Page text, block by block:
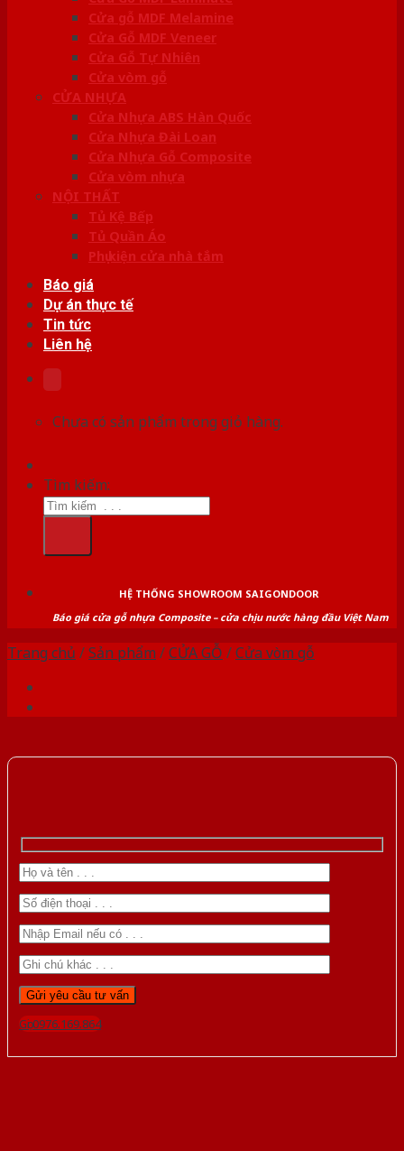
Cửa gỗ MDF Melamine
Cửa Gỗ MDF Veneer
Cửa Gỗ Tự Nhiên
Cửa vòm gỗ
CỬA NHỰA
Cửa Nhựa ABS Hàn Quốc
Cửa Nhựa Đài Loan
Cửa Nhựa Gỗ Composite
Cửa vòm nhựa
NỘI THẤT
Tủ Kệ Bếp
Tủ Quần Áo
Phụ kiện cửa nhà tắm
Báo giá
Dự án thực tế
Tin tức
Liên hệ
Chưa có sản phẩm trong giỏ hàng.
Tìm kiếm:
HỆ THỐNG SHOWROOM SAIGONDOOR
Báo giá cửa gỗ nhựa Composite – cửa chịu nước hàng đầu Việt Nam
Trang chủ /Sản phẩm /CỬA GỖ /Cửa vòm gỗ
Gọi 0976.169.864